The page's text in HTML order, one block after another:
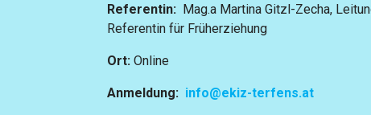
Referentin: Mag.a Martina Gitzl-Zecha,
Referentin für Früherziehung
Ort: Online
Anmeldung: info@ekiz-terfens.at